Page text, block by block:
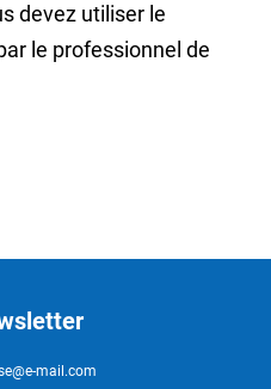
devez utiliser le
le professionnel de